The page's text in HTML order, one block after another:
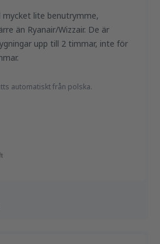
mycket lite benutrymme,
än Ryanair/Wizzair. De är
upp till 2 timmar, inte för
automatiskt från polska.